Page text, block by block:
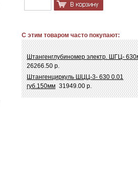
С этим товаром часто покупают:
Штангенглубиномер электр. ШГЦ-
26266.50 р.
Штангенциркуль ШЦЦ-3- 630 0.01
губ.150мм 31949.00 р.